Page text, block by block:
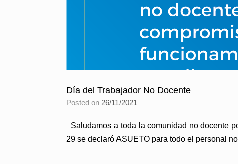
Día del Trabajador No Docente
Posted on 26/11/2021
Saludamos a toda la comunidad no
29 se declaró ASUETO para todo el personal